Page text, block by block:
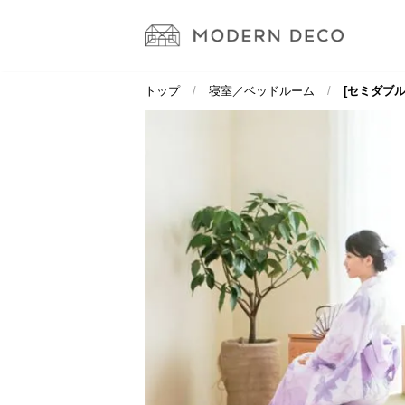
トップ 寝室／ベッドルーム [セミダブ